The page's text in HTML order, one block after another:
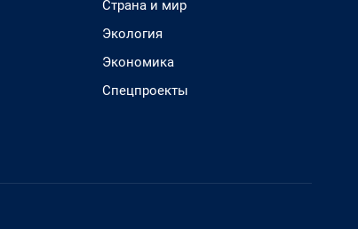
Страна и мир
Экология
Экономика
Спецпроекты